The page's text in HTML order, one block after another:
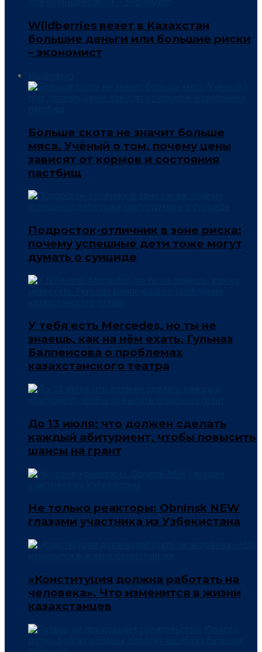
Wildberries везет в Казахстан
большие деньги или большие риски
– экономист
Больше скота не значит больше
мяса. Учёный о том, почему цены
зависят от кормов и состояния
пастбищ
Подросток-отличник в зоне риска:
почему успешные дети тоже могут
думать о суициде
У тебя есть Mercedes, но ты не
знаешь, как на нём ехать. Гульназ
Балпеисова о проблемах
казахстанского театра
До 13 июля: что должен сделать
каждый абитуриент, чтобы повысить
шансы на грант
Не только реакторы: Obninsk NEW
глазами участника из Узбекистана
«Конституция должна работать на
человека». Что изменится в жизни
казахстанцев